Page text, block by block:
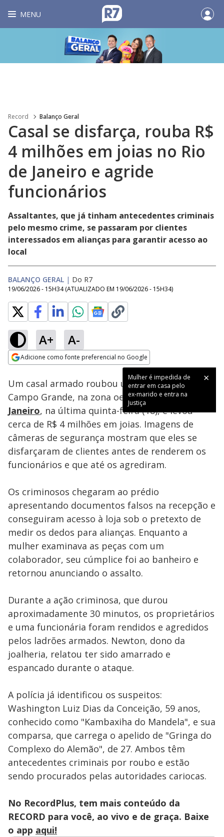
MENU
Record Balanço Geral
Casal se disfarça, rouba R$
4 milhões em joias no Rio
de Janeiro e agride
funcionários
Assaltantes, que já tinham antecedentes criminais
pelo mesmo crime, se passaram por clientes
interessados em alianças para garantir acesso ao
local
BALANÇO GERAL | Do R7
19/06/2026 - 15H34 (ATUALIZADO EM 19/06/2026 - 15H34)
A+ A-
Adicione como fonte preferencial no Google
Ativar
Loaded:
49.50%
Um casal armado roubou uma joalheria em
Campo Grande, na zona oeste doRio de
Janeiro, na última quinta-feira (18), e levou
cerca de R$ 4 milhões em joias. Imagens de
câmeras de segurança mostram que eles se
disfarçaram de clientes antes de renderem os
funcionários e que até os agrediram.
Os criminosos chegaram ao prédio
apresentando documentos falsos na recepção e
conseguiram acesso à loja sob o pretexto de
medir os dedos para alianças. Enquanto a
mulher examinava as peças com um
colaborador, seu cúmplice foi ao banheiro e
retornou anunciando o assalto.
Durante a ação criminosa, que durou
aproximadamente 30 minutos, os proprietários
e uma funcionária foram rendidos e agredidos
pelos ladrões armados. Newton, dono da
joalheria, relatou ter sido amarrado e
espancado durante o ataque.
A polícia já identificou os suspeitos:
Washington Luiz Dias da Conceição, 59 anos,
conhecido como "Kambaxiha do Mandela", e sua
comparsa, que carrega o apelido de "Gringa do
Complexo do Alemão", de 27. Ambos têm
antecedentes criminais por roubo e estão
sendo procurados pelas autoridades cariocas.
No RecordPlus, tem mais conteúdo da
RECORD para você, ao vivo e de graça. Baixe
o app aqui!